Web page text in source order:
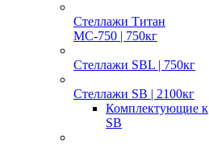
Стеллажи Титан
МС-750 | 750кг
Стеллажи SBL | 750кг
Стеллажи SB | 2100кг
Комплектующие к
SB